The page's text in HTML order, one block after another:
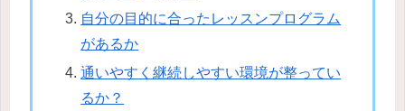
自分の目的に合ったレッスンプログラム
があるか
通いやすく継続しやすい環境が整ってい
るか？